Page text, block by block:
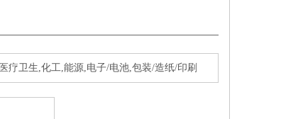
医疗卫生,化工,能源,电子/电池,包装/造纸/印刷